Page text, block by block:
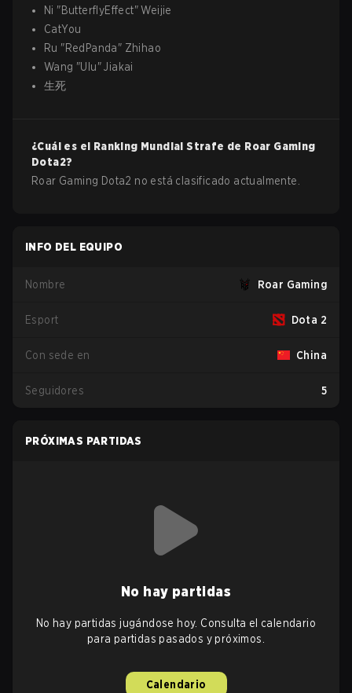
Ni "ButterflyEffect"Weijie
CatYou
Ru "RedPanda" Zhihao
Wang "Ulu"Jiakai
生死
¿Cuál es el Ranking Mundial Strafe de Roar Gaming
Dota2?
Roar Gaming Dota2 no está clasificado actualmente.
INFO DEL EQUIPO
Nombre Roar Gaming
Esport Dota 2
Con sede en China
Seguidores 5
PRÓXIMAS PARTIDAS
No hay partidas
No hay partidas jugándose hoy. Consulta el calendario
para partidas pasados y próximos.
Calendario